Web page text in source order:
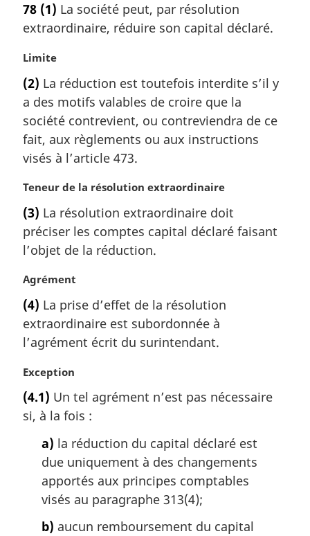
t
e
a
r
g
i
n
a
e
:
78 (1) La société peut, par résolution
extraordinaire, réduire son capital déclaré.
N
t
e
m
a
g
n
a
e
:
Limite
(2) La réduction est toutefois interdite s’il y
a des motifs valables de croire que la
société contrevient, ou contreviendra de ce
fait, aux règlements ou aux instructions
visés à l’article 473.
N
t
e
m
r
i
n
a
e
Teneur de la résolution extraordinaire
(3) La résolution extraordinaire doit
préciser les comptes capital déclaré faisant
l’objet de la réduction.
N
t
e
m
r
i
n
Agrément
(4) La prise d’effet de la résolution
extraordinaire est subordonnée à
l’agrément écrit du surintendant.
N
t
e
Exception
(4.1) Un tel agrément n’est pas nécessaire
si, à la fois :
a) la réduction du capital déclaré est
due uniquement à des changements
apportés aux principes comptables
visés au paragraphe 313(4);
b) aucun remboursement du capital